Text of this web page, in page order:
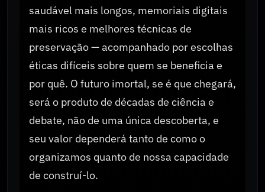
saudável mais longos, memoriais digitais
mais ricos e melhores técnicas de
preservação — acompanhado por escolhas
éticas difíceis sobre quem se beneficia e
por quê. O futuro imortal, se é que chegará,
será o produto de décadas de ciência e
debate, não de uma única descoberta, e
seu valor dependerá tanto de como o
organizamos quanto de nossa capacidade
de construí-lo.